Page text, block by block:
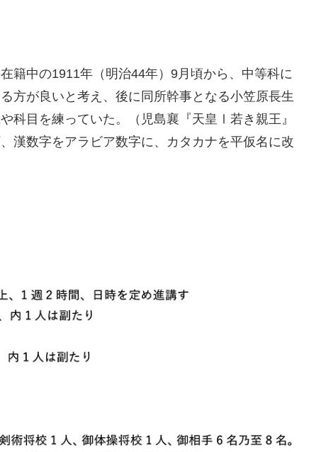
籍中の1911年（明治44年）9月頃から、中等科に
方が良いと考え、後に同所幹事となる小笠原長生
科目を練っていた。（児島襄『天皇Ⅰ若き親王』
漢数字をアラビア数字に、カタカナを平仮名に改